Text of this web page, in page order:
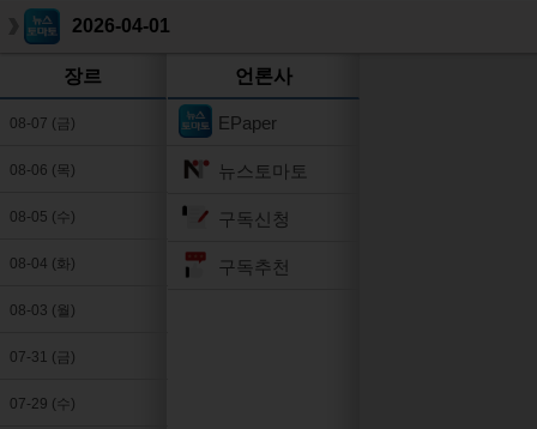
2026-04-01
장르
08-07 (금)
08-06 (목)
08-05 (수)
08-04 (화)
08-03 (월)
07-31 (금)
07-29 (수)
언론사
EPaper
뉴스토마토
구독신청
구독추천